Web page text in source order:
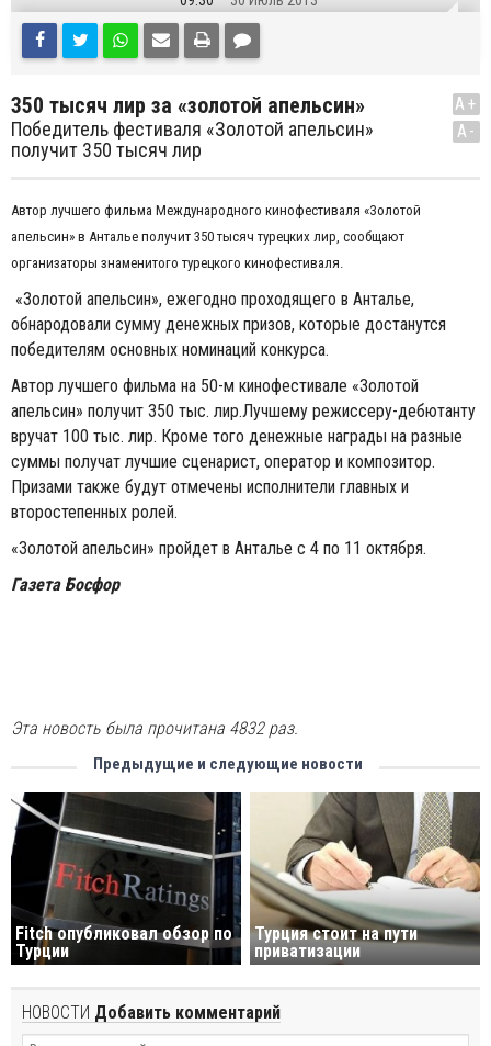
350 тысяч лир за «золотой апельсин»
Победитель фестиваля «Золотой апельсин»
получит 350 тысяч лир
A+
A-
Автор лучшего фильма Международного кинофестиваля «Золотой
апельсин» в Анталье получит 350 тысяч турецких лир, сообщают
организаторы знаменитого турецкого кинофестиваля.
«Золотой апельсин», ежегодно проходящего в Анталье,
обнародовали сумму денежных призов, которые достанутся
победителям основных номинаций конкурса.
Автор лучшего фильма на 50-м кинофестивале «Золотой
апельсин» получит 350 тыс. лир.Лучшему режиссеру-дебютанту
вручат 100 тыс. лир. Кроме того денежные награды на разные
суммы получат лучшие сценарист, оператор и композитор.
Призами также будут отмечены исполнители главных и
второстепенных ролей.
«Золотой апельсин» пройдет в Анталье с 4 по 11 октября.
Газета Босфор
Эта новость была прочитана 4832 раз.
Предыдущие и следующие новости
Fitch опубликовал обзор по
Турции
Турция стоит на пути
приватизации
НОВОСТИ Добавить комментарий